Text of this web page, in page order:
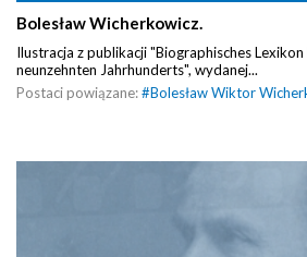
Bolesław Wicherkowicz.
Ilustracja z publikacji "Biographisches
neunzehnten Jahrhunderts", wydanej...
Postaci powiązane:#Bolesław Wiktor